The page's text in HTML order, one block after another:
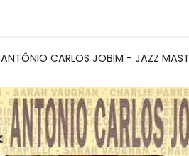
ANTÔNIO CARLOS JOBIM - JAZZ